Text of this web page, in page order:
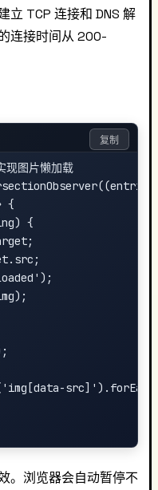
立 TCP 连接和 DNS 解
连接时间从 200-
图片懒加载
{
{
复制
。浏览器会自动暂停不